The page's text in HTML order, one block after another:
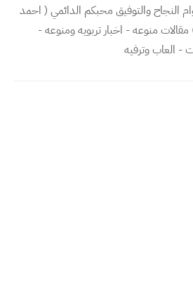
النجاح والتوفيق محبكم الدائمي ( احمد
منوعه - اخبار تربويه ومنوعه -
- العاب وترفيه